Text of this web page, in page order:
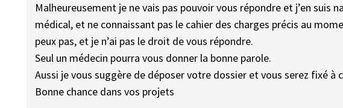
Malheureusement je ne vais pas pouvoir vous répondre et j’en suis
médical, et ne connaissant pas le cahier des charges précis au
peux pas, et je n’ai pas le droit de vous répondre.
Seul un médecin pourra vous donner la bonne parole.
Aussi je vous suggère de déposer votre dossier et vous serez fixé à
Bonne chance dans vos projets